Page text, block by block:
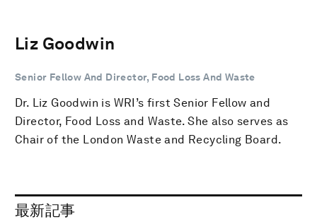
Liz Goodwin
Senior Fellow And Director, Food Loss And Waste
Dr. Liz Goodwin is WRI’s first Senior Fellow and
Director, Food Loss and Waste. She also serves as
Chair of the London Waste and Recycling Board.
最新記事